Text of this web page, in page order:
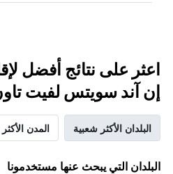
اعثر على نتائج أفضل
إن آند سويتس لفيت
البلدان الأكثر شعبية المدن
البلدان التي يبحث عنها مستخدمونا